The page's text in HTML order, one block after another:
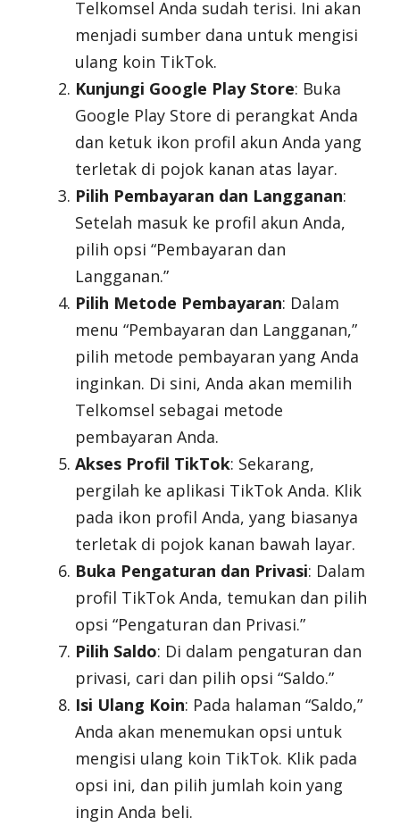
Telkomsel Anda sudah terisi. Ini akan
menjadi sumber dana untuk mengisi
ulang koin TikTok.
Kunjungi Google Play Store: Buka
Google Play Store di perangkat Anda
dan ketuk ikon profil akun Anda yang
terletak di pojok kanan atas layar.
Pilih Pembayaran dan Langganan:
Setelah masuk ke profil akun Anda,
pilih opsi “Pembayaran dan
Langganan.”
Pilih Metode Pembayaran: Dalam
menu “Pembayaran dan Langganan,”
pilih metode pembayaran yang Anda
inginkan. Di sini, Anda akan memilih
Telkomsel sebagai metode
pembayaran Anda.
Akses Profil TikTok: Sekarang,
pergilah ke aplikasi TikTok Anda. Klik
pada ikon profil Anda, yang biasanya
terletak di pojok kanan bawah layar.
Buka Pengaturan dan Privasi: Dalam
profil TikTok Anda, temukan dan pilih
opsi “Pengaturan dan Privasi.”
Pilih Saldo: Di dalam pengaturan dan
privasi, cari dan pilih opsi “Saldo.”
Isi Ulang Koin: Pada halaman “Saldo,”
Anda akan menemukan opsi untuk
mengisi ulang koin TikTok. Klik pada
opsi ini, dan pilih jumlah koin yang
ingin Anda beli.